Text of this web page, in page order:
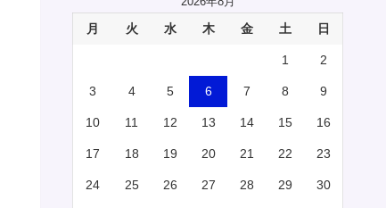
月 火 水 木 金 土 日
1 2
3 4 5 6 7 8 9
10 11 12 13 14 15 16
17 18 19 20 21 22 23
24 25 26 27 28 29 30